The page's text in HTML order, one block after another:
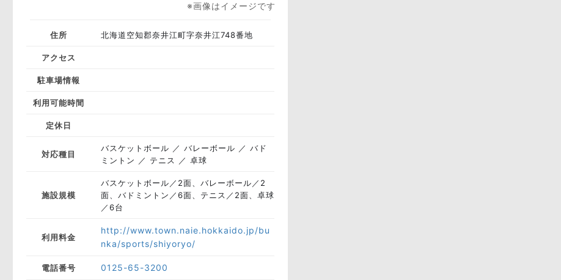
※画像はイメージです
住所 北海道空知郡奈井江町字奈井江748番地
アクセス
駐車場情報
利用可能時間
定休日
対応種目
バスケットボール バレーボール
バド
ミントン
テニス 卓球
施設規模
バスケットボール／2面、バレーボール／2
面、バドミントン／6面、テニス／2面、卓球
／6台
利用料金
http://www.town.naie.hokkaido.jp/bu
nka/sports/shiyoryo/
電話番号 0125-65-3200